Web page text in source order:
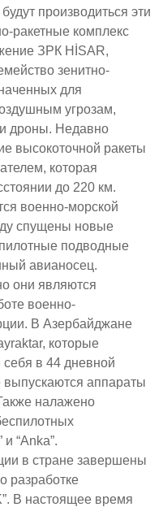
производиться эти
ракетные комплекс
ЗРК HİSAR,
зенитно-
для
угрозам,
дроны. Недавно
высокоточной ракеты
которая
до 220 км.
военно-морской
спущены новые
подводные
авианосец.
они являются
военно-
В Азербайджане
которые
в 44 дневной
аппараты
налажено
и “Anka”.
в стране завершены
разработке
В настоящее время